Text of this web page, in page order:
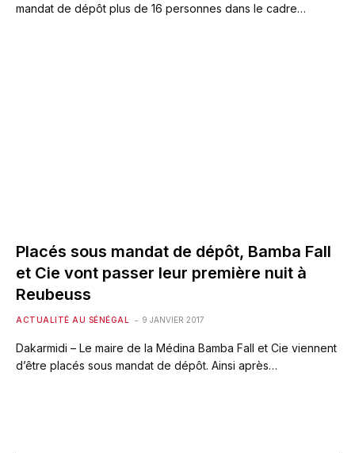
mandat de dépôt plus de 16 personnes dans le cadre…
Placés sous mandat de dépôt, Bamba Fall
et Cie vont passer leur première nuit à
Reubeuss
ACTUALITÉ AU SÉNÉGAL 9 JANVIER 2017
Dakarmidi – Le maire de la Médina Bamba Fall et Cie viennent
d’être placés sous mandat de dépôt. Ainsi après…